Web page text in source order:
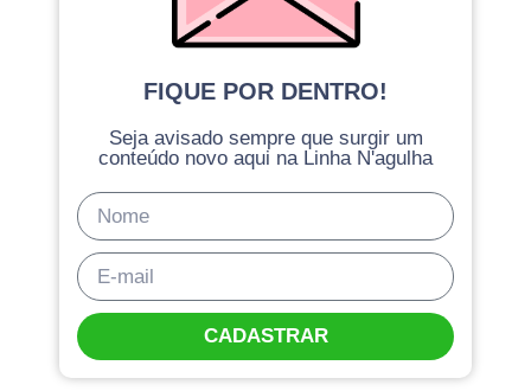
FIQUE POR DENTRO!
Seja avisado sempre que surgir um
conteúdo novo aqui na Linha N'agulha
CADASTRAR